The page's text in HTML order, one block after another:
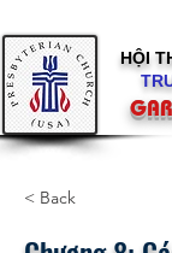
HỘI
< Back